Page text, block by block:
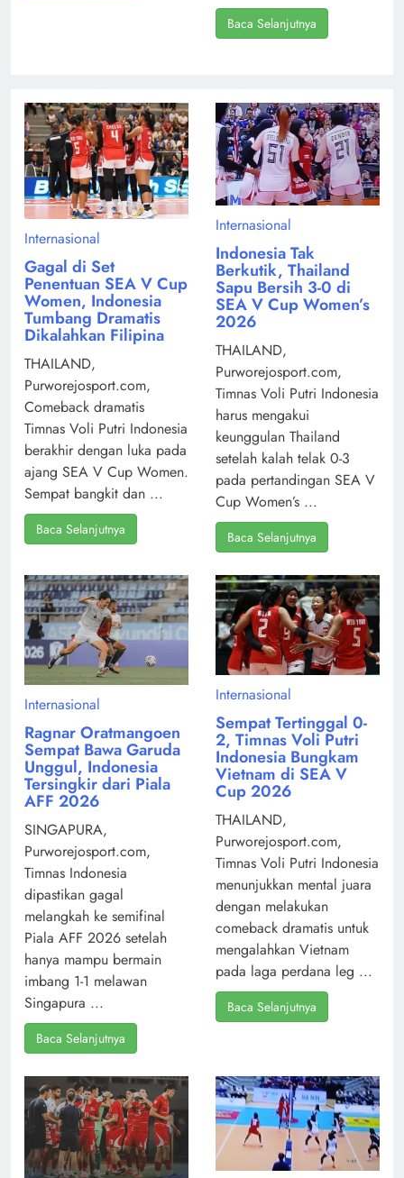
Baca Selanjutnya
Internasional
Gagal di Set
Penentuan SEA V Cup
Women, Indonesia
Tumbang Dramatis
Dikalahkan Filipina
THAILAND,
Purworejosport.com,
Comeback dramatis
Timnas Voli Putri Indonesia
berakhir dengan luka pada
ajang SEA V Cup Women.
Sempat bangkit dan ...
Baca Selanjutnya
Internasional
Indonesia Tak
Berkutik, Thailand
Sapu Bersih 3-0 di
SEA V Cup Women’s
2026
THAILAND,
Purworejosport.com,
Timnas Voli Putri Indonesia
harus mengakui
keunggulan Thailand
setelah kalah telak 0-3
pada pertandingan SEA V
Cup Women’s ...
Baca Selanjutnya
Internasional
Ragnar Oratmangoen
Sempat Bawa Garuda
Unggul, Indonesia
Tersingkir dari Piala
AFF 2026
SINGAPURA,
Purworejosport.com,
Timnas Indonesia
dipastikan gagal
melangkah ke semifinal
Piala AFF 2026 setelah
hanya mampu bermain
imbang 1-1 melawan
Singapura ...
Baca Selanjutnya
Internasional
Sempat Tertinggal 0-
2, Timnas Voli Putri
Indonesia Bungkam
Vietnam di SEA V
Cup 2026
THAILAND,
Purworejosport.com,
Timnas Voli Putri Indonesia
menunjukkan mental juara
dengan melakukan
comeback dramatis untuk
mengalahkan Vietnam
pada laga perdana leg ...
Baca Selanjutnya